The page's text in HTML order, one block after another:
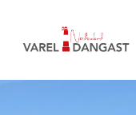
Der Eintrag